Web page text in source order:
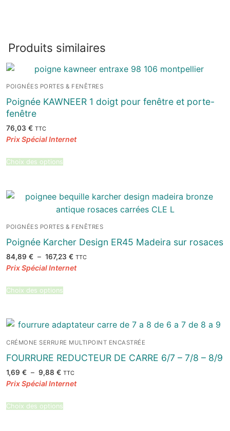
Produits similaires
POIGNÉES PORTES & FENÊTRES
Poignée KAWNEER 1 doigt pour fenêtre et porte-
fenêtre
76,03 € TTC
Choix des options
POIGNÉES PORTES & FENÊTRES
Poignée Karcher Design ER45 Madeira sur rosaces
84,89 € – 167,23 €Plage
prix :
TTC
Choix des options
CRÉMONE SERRURE MULTIPOINT ENCASTRÉE
FOURRURE REDUCTEUR DE CARRE 6/7 – 7/8 – 8/9
1,69 € – 9,88 €Plage
prix :
9,88 €
TTC
Choix des options